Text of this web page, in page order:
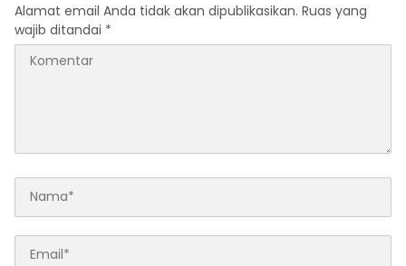
Alamat email Anda tidak akan dipublikasikan. Ruas yang
wajib ditandai *